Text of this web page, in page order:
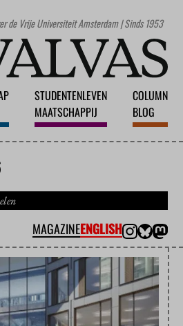
de Vrije Universiteit Amsterdam | Sinds 1953
STUDENTENLEVEN
MAATSCHAPPIJ
COLUMN
BLOG
MAGAZINEENGLISH